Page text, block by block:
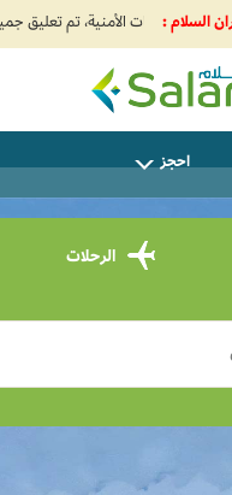
السلام :
احجز
الرحلات